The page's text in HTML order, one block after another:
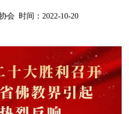
会  时间：2022-10-20